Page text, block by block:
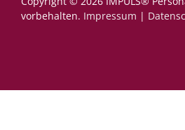
vorbehalten. Impressum |